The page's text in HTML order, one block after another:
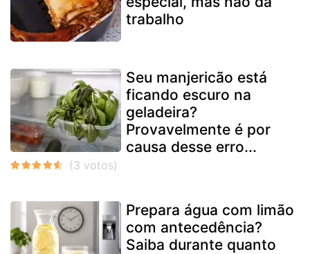
trabalho
Seu manjericão está
ficando escuro na
geladeira?
Provavelmente é por
causa desse erro...
Prepara água com limão
com antecedência?
Saiba durante quanto